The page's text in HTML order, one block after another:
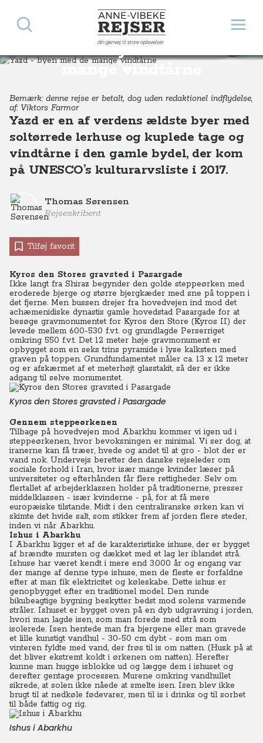
Anne-Vibeke Rejser
din genvej til store oplevelser
Åbn
Søg
Yazd - byen med de
mange vindtårne
Destinationer Asien Iran Yazd - byen med de mange vindtårne
Bemærk: denne rejse er betalt, dog uden redaktionel indflydelse,
af: Viktors Farmor
Yazd er en af verdens ældste byer med
soltørrede lerhuse og kuplede tage og
vindtårne i den gamle bydel, der kom
på UNESCO’s kulturarvsliste i 2017.
Thomas Sørensen
Rejseskribent
Tilføj favorit
Kyros den Stores gravsted i Pasargade
Ikke langt fra Shiraz begynder den golde steppeørken med
eroderede bjerge og større bjergkæder med sne på toppen i
det fjerne. Men bussen drejer fra hovedvejen ind mod det
achæmenidiske dynastis gamle hovedstad Pasargade for at
besøge gravmonumentet for Kyros den Store (Kyros II) der
levede mellem 600-530 f.v.t. og grundlagde Perserriget
omkring 550 f.v.t. Det 12 meter høje gravmonument er
opbygget som en seks trins pyramide i lyse kalksten med
graven på toppen. Grundfundamentet måler ca. 13 x 12 meter
og er afskærmet af et meterhøjt glasstakit, så der er ikke
adgang til selve monumentet.
Kyros den Stores gravsted i Pasargade
Gennem steppeørkenen
Tilbage på hovedvejen mod Abarkhu kommer vi igen ud i
steppeørkenen, hvor bevoksningen er minimal. Vi ser dog, at
iranerne kan få træer, hvede og andet til at gro - blot der er
vand nok. Undervejs beretter den danske rejseleder om
sociale forhold i Iran, hvor især mange kvinder læser på
universiteter og efterhånden får flere rettigheder. Selv om
flertallet af arbejderklassen holder på traditionerne, presser
middelklassen - især kvinderne - på, for at få mere
europæiske tilstande. Midt i den centraliranske ørken kan vi
skimte det hvide salt, som stikker frem af jorden flere steder,
inden vi når Abarkhu.
Ishus i Abarkhu
I Abarkhu ligger et af de karakteristiske ishuse, der er bygget
af brændte mursten og dækket med et lag ler iblandet strå.
Ishuse har været kendt i mere end 3.000 år og engang var
der mange af denne type ishuse, men de fleste er forfaldne
efter at man fik elektricitet og køleskabe. Dette ishus er
genopbygget efter en traditionel model. Den runde
bikubeagtige bygning beskytter bedst mod solens varmende
stråler. Ishuset er bygget oven på en dyb udgravning i jorden,
hvori man lagde isen, som man forede med strå som
isolerede. Isen hentede man fra bjergene eller man gravede
et lille kunstigt vandhul - 30-50 cm dybt - som man om
vinteren fyldte med vand, der frøs til is om natten. (Husk på at
det bliver ekstremt koldt i ørkenen om natten). Herefter
kunne man hugge isblokke ud og lægge dem i ishuset og
derefter gentage processen. Murene omkring vandhullet
sikrede, at solen ikke nåede at smelte isen. Isen blev ikke
brugt til at nedkøle fødevarer, men til is i drinks og til sorbet
til både fattig og rig.
Ishus i Abarkhu